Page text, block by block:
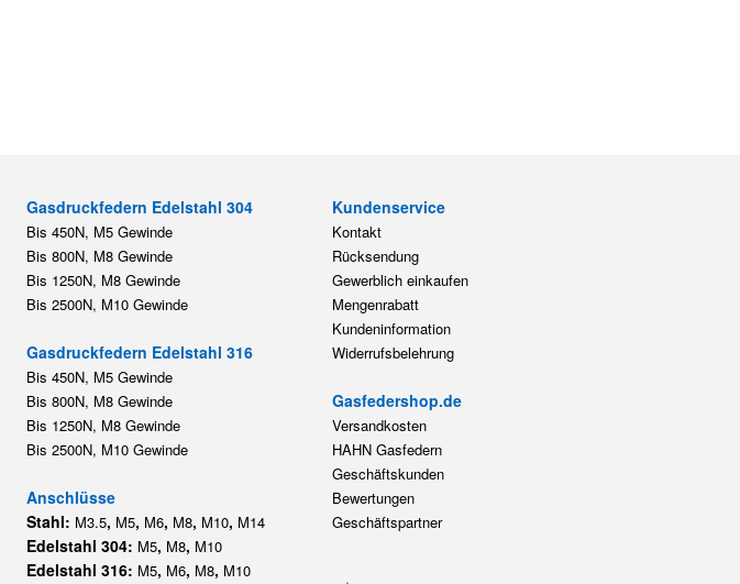
Gasdruckfedern Edelstahl 304
Bis 450N, M5 Gewinde
Bis 800N, M8 Gewinde
Bis 1250N, M8 Gewinde
Bis 2500N, M10 Gewinde
Gasdruckfedern Edelstahl 316
Bis 450N, M5 Gewinde
Bis 800N, M8 Gewinde
Bis 1250N, M8 Gewinde
Bis 2500N, M10 Gewinde
Anschlüsse
Stahl: M3.5, M5, M6, M8, M10, M14
Edelstahl 304: M5, M8, M10
Edelstahl 316: M5, M6, M8, M10
Kundenservice
Kontakt
Rücksendung
Gewerblich einkaufen
Mengenrabatt
Kundeninformation
Widerrufsbelehrung
Gasfedershop.de
Versandkosten
HAHN Gasfedern
Geschäftskunden
Bewertungen
Geschäftspartner